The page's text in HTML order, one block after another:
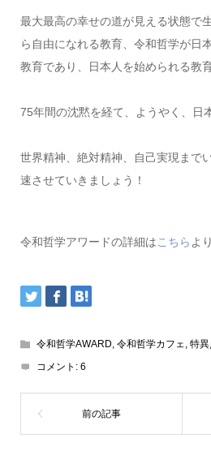
最大最高の幸せの道が見える状態で
ら自由になれる教育、令和哲学が日
教育であり、日本人を始められる教育
75年間の沈黙を経て、ようやく、日
世界精神、絶対精神、自己実現まで
速させていきましょう！
令和哲学アワードの詳細はこちら より
令和哲学AWARD 令和哲学カフェ 特
コメント: 6